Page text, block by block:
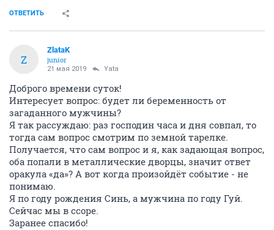
ОТВЕТИТЬ
Z
ZlataK
junior
21 мая 2019 Yata
Доброго времени суток!
Интересует вопрос: будет ли беременность от
загаданного мужчины?
Я так рассуждаю: раз господин часа и дня совпал, то
тогда сам вопрос смотрим по земной тарелке.
Получается, что сам вопрос и я, как задающая вопрос,
оба попали в металлические дворцы, значит ответ
оракула «да»? А вот когда произойдёт событие - не
понимаю.
Я по году рождения Синь, а мужчина по году Гуй.
Сейчас мы в ссоре.
Заранее спасибо!